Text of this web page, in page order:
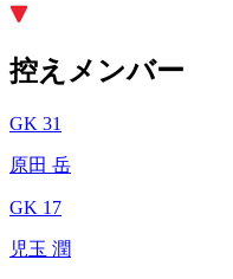
控えメンバー
GK 31
原田 岳
GK 17
児玉 潤